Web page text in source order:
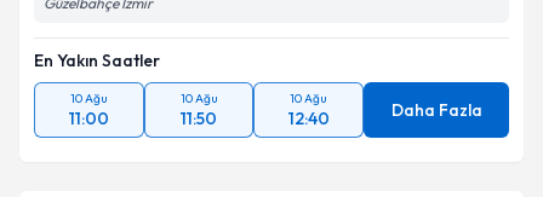
En Yakın Saatler
10 Ağu
11:00
10 Ağu
11:50
10 Ağu
12:40 Daha Fazla